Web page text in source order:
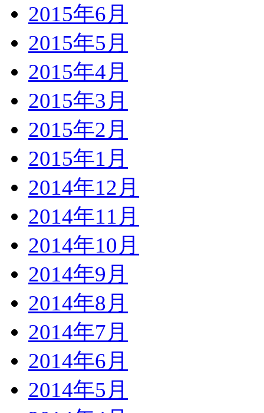
2015年6月
2015年5月
2015年4月
2015年3月
2015年2月
2015年1月
2014年12月
2014年11月
2014年10月
2014年9月
2014年8月
2014年7月
2014年6月
2014年5月